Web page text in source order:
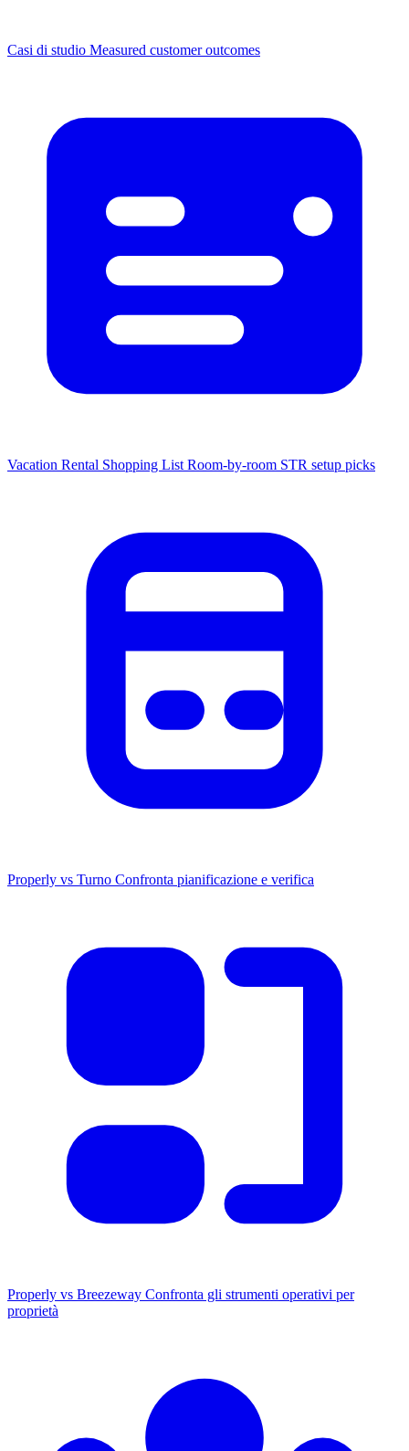
Casi di studio Measured customer outcomes
Vacation Rental Shopping List Room-by-room STR setup picks
Properly vs Turno Confronta pianificazione e verifica
Properly vs Breezeway Confronta gli strumenti operativi per
proprietà